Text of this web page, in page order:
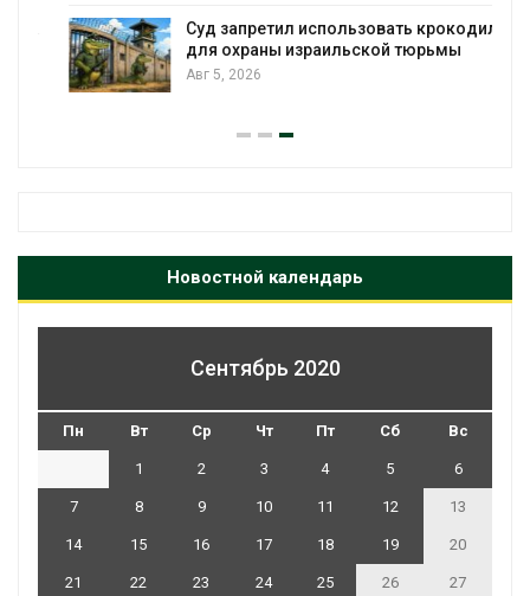
Суд запретил использовать крокодилов
для охраны израильской тюрьмы
Авг 5, 2026
Новостной календарь
Сентябрь 2020
Пн Вт Ср Чт Пт Сб Вс
1 2 3 4 5 6
7 8 9 10 11 12 13
14 15 16 17 18 19 20
21 22 23 24 25 26 27